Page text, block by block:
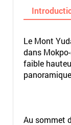
Le Mont
dans
faible
Au sommet